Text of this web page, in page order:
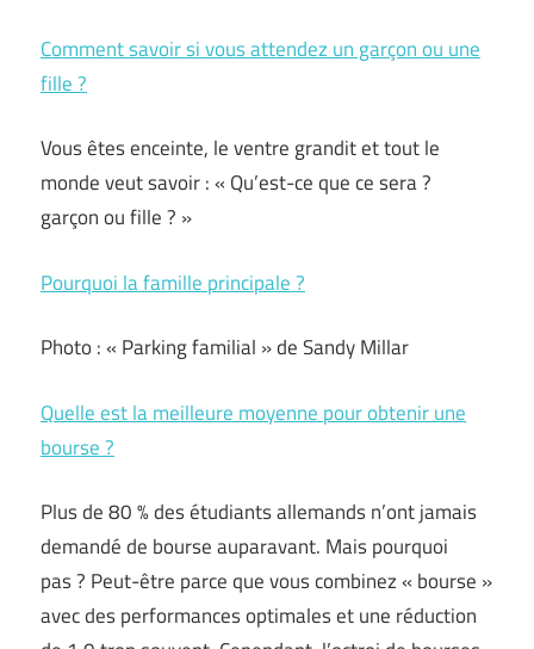
Comment savoir si vous attendez un garçon ou une
fille ?
Vous êtes enceinte, le ventre grandit et tout le
monde veut savoir : « Qu’est-ce que ce sera ?
garçon ou fille ? »
Pourquoi la famille principale ?
Photo : « Parking familial » de Sandy Millar
Quelle est la meilleure moyenne pour obtenir une
bourse ?
Plus de 80 % des étudiants allemands n’ont jamais
demandé de bourse auparavant. Mais pourquoi
pas ? Peut-être parce que vous combinez « bourse »
avec des performances optimales et une réduction